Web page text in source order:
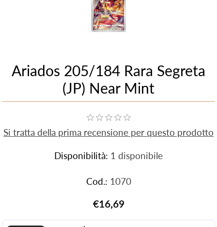
Ariados 205/184 Rara Segreta
(JP) Near Mint
Si tratta della prima recensione per questo prodotto
Disponibilità: 1 disponibile
Cod.: 1070
€16,69